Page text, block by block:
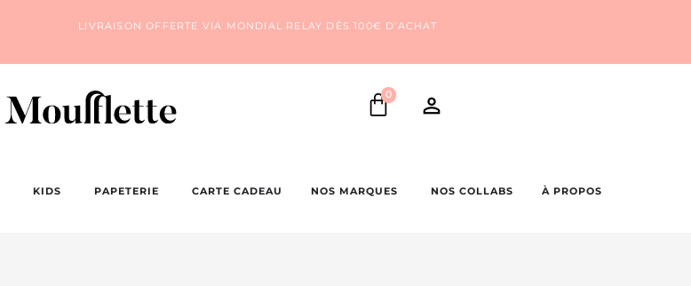
LIVRAISON OFFERTE VIA MONDIAL RELAY DÈS 100€ D'ACHAT
0
KIDS PAPETERIE CARTE CADEAU NOS MARQUES NOS COLLABS À PROPOS